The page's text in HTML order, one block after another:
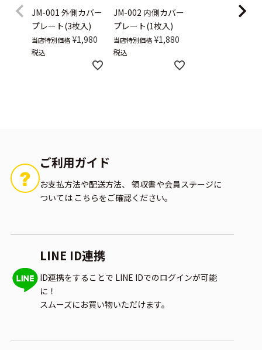
JM-001 外側カバー
プレート(3枚入)
当店特別価格 ¥1,980
税込
JM-002 内側カバー
プレート(1枚入)
当店特別価格 ¥1,880
税込
ご利用ガイド
お支払方法や配送方法、 領収書や会員ステージに
ついては こちらをご確認ください。
LINE ID連携
ID連携をすることで LINE IDでのログインが可能
に！
スムーズにお買い物いただけます。